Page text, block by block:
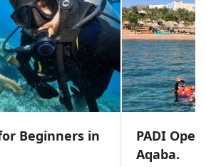
Beginners in
PADI
Aqaba.